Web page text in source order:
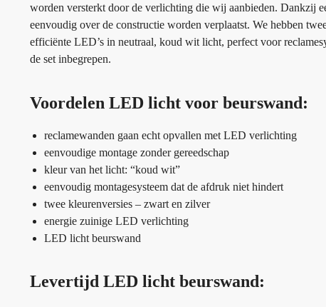
worden versterkt door de verlichting die wij aanbieden. Dankzij
eenvoudig over de constructie worden verplaatst. We hebben
efficiënte LED’s in neutraal, koud wit licht, perfect voor
de set inbegrepen.
Voordelen LED licht voor beurswand:
reclamewanden gaan echt opvallen met LED verlichting
eenvoudige montage zonder gereedschap
kleur van het licht: “koud wit”
eenvoudig montagesysteem dat de afdruk niet hindert
twee kleurenversies – zwart en zilver
energie zuinige LED verlichting
LED licht beurswand
Levertijd LED licht beurswand: